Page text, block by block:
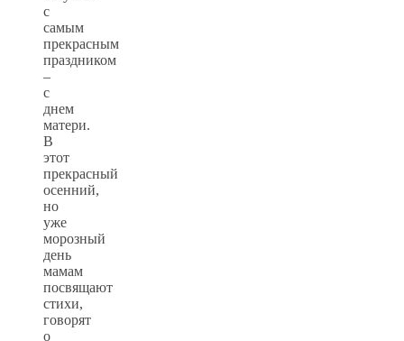
с
самым
прекрасным
праздником
–
с
днем
матери.
В
этот
прекрасный
осенний,
но
уже
морозный
день
мамам
посвящают
стихи,
говорят
о